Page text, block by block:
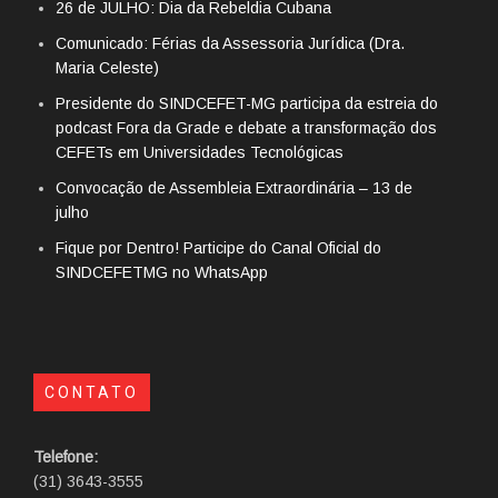
26 de JULHO: Dia da Rebeldia Cubana
Comunicado: Férias da Assessoria Jurídica (Dra.
Maria Celeste)
Presidente do SINDCEFET-MG participa da estreia do
podcast Fora da Grade e debate a transformação dos
CEFETs em Universidades Tecnológicas
Convocação de Assembleia Extraordinária – 13 de
julho
Fique por Dentro! Participe do Canal Oficial do
SINDCEFETMG no WhatsApp
CONTATO
Telefone:
(31) 3643-3555